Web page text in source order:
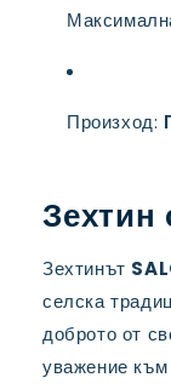
Произход:
Зехтин
Зехтинът
селска
доброто от
уважение към